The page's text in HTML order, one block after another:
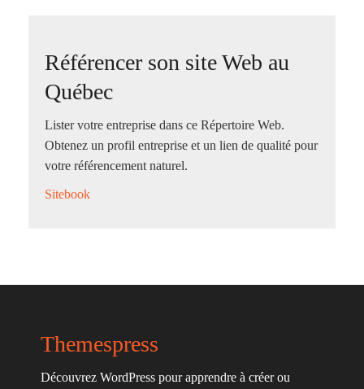
Référencer son site Web au
Québec
Lister votre entreprise dans ce Répertoire Web.
Obtenez un profil entreprise et un lien de qualité pour
votre référencement naturel.
Sitebook
Themespress
Découvrez WordPress pour apprendre à créer ou